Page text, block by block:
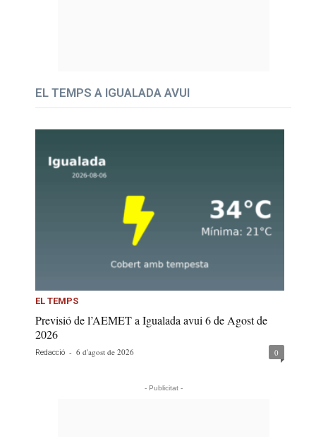
EL TEMPS A IGUALADA AVUI
EL TEMPS
Previsió de l’AEMET a Igualada avui 6 de Agost de
2026
Redacció - 6 d'agost de 2026 0
- Publicitat -